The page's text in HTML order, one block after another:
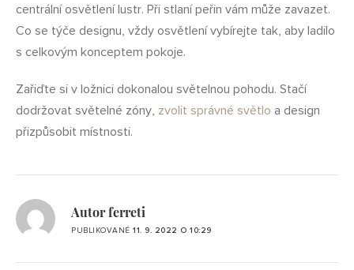
centrální osvětlení lustr. Při stlaní peřin vám může zavazet.
Co se týče designu, vždy osvětlení vybírejte tak, aby ladilo
s celkovým konceptem pokoje.
Zařiďte si v ložnici dokonalou světelnou pohodu. Stačí
dodržovat světelné zóny, zvolit správné světlo a design
přizpůsobit místnosti.
Autor ferreti
PUBLIKOVANÉ 11. 9. 2022 O 10:29